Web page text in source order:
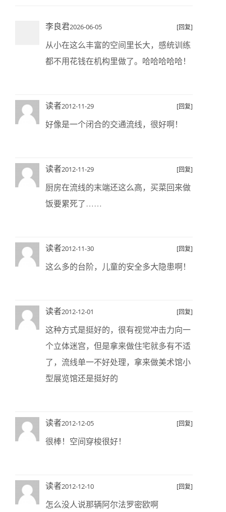
李良君2026-06-05 [回复]
从小在这么丰富的空间里长大，感统训练
都不用花钱在机构里做了。哈哈哈哈哈！
读者2012-11-29 [回复]
好像是一个闭合的交通流线，很好啊！
读者2012-11-29 [回复]
厨房在流线的末端还这么高，买菜回来做
饭要累死了……
读者2012-11-30 [回复]
这么多的台阶，儿童的安全多大隐患啊！
读者2012-12-01 [回复]
这种方式是挺好的，很有视觉冲击力向一
个立体迷宫，但是拿来做住宅就多有不适
了，流线单一不好处理，拿来做美术馆小
型展览馆还是挺好的
读者2012-12-05 [回复]
很棒！空间穿梭很好！
读者2012-12-10 [回复]
怎么没人说那辆阿尔法罗密欧啊